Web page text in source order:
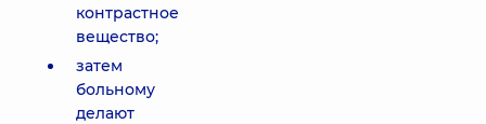
контрастное
вещество;
затем
больному
делают